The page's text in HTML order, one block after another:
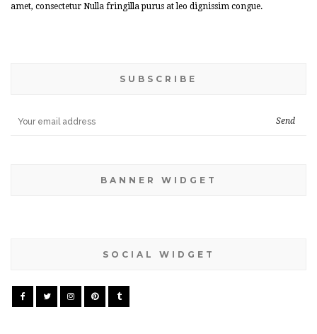
amet, consectetur Nulla fringilla purus at leo dignissim congue.
SUBSCRIBE
BANNER WIDGET
SOCIAL WIDGET